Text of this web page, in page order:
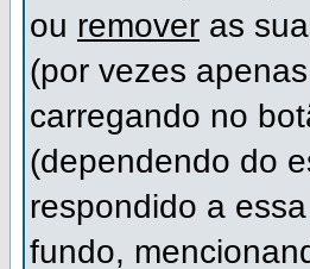
ou remover as
(por vezes
carregando no
(dependendo do
respondido a
fundo,